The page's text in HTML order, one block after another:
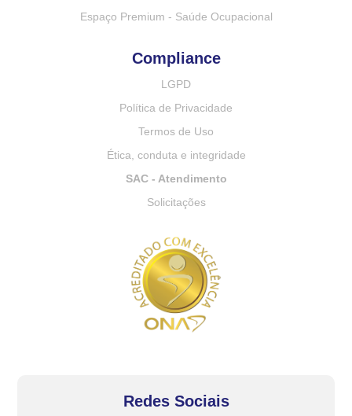
Espaço Premium - Saúde Ocupacional
Compliance
LGPD
Política de Privacidade
Termos de Uso
Ética, conduta e integridade
SAC - Atendimento
Solicitações
Redes Sociais